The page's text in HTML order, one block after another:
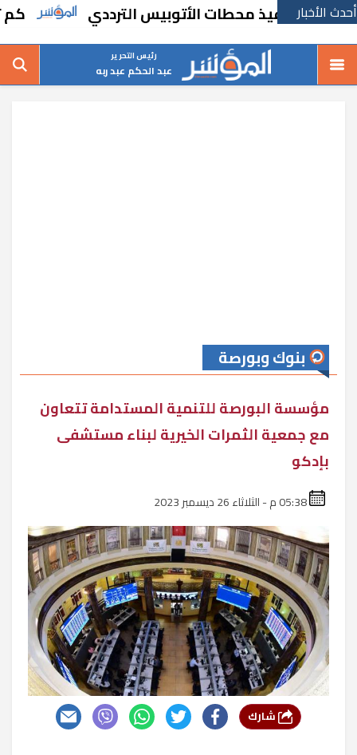
أحدث الأخبار
لتنفيذ محطات الأتوبيس الترددي كم تبلغ
رئيس التحرير
عبد الحكم عبد ربه
بنوك وبورصة
مؤسسة البورصة للتنمية المستدامة تتعاون
مع جمعية الثمرات الخيرية لبناء مستشفى
بإدكو